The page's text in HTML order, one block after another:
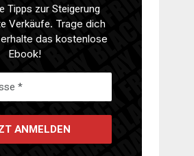
Tipps zur Steigerung
Verkäufe. Trage dich
das kostenlose
Ebook!